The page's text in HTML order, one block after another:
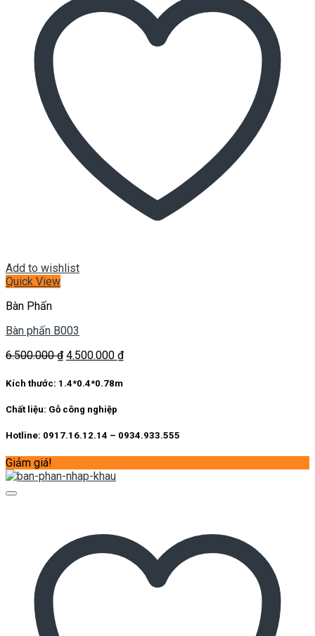
Add to wishlist
Quick View
Bàn Phấn
Bàn phấn B003
6.500.000₫ Giá
là:
4.500.000 ₫Giá
Kích thước: 1.4*0.4*0.78m
Chất liệu: Gỗ công nghiệp
Hotline: 0917.16.12.14 – 0934.933.555
Giảm giá!